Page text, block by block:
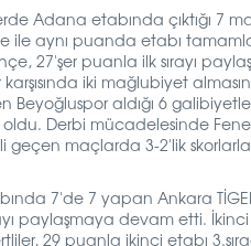
Adana etabında çıktığı 7
ile aynı puanda etabı
27'şer puanla ilk sırayı
iki mağlubiyet
aldığı 6
Derbi mücadelesinde
maçlarda 3-2'lik
7'de 7 yapan Ankara
paylaşmaya devam etti.
29 puanla ikinci etabı